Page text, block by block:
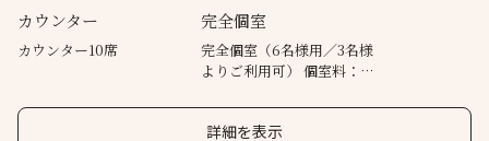
カウンター
カウンター10席
完全個室
完全個室（6名様用／3名様
よりご利用可） 個室料：
詳細を表示